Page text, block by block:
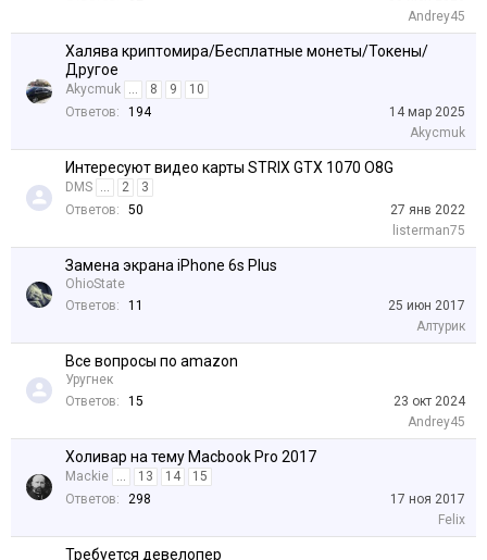
Andrey45
Халява криптомира/Бесплатные монеты/Токены/
Другое
Akycmuk ... 8 9
10
Ответов:
194
14 мар 2025
Akycmuk
Интересуют видео карты STRIX GTX 1070 O8G
DMS ... 2
3
Ответов:
50
27 янв 2022
listerman75
Замена экрана iPhone 6s Plus
OhioState
Ответов:
11
25 июн 2017
Алтурик
Все вопросы по amazon
Уругнек
Ответов:
15
23 окт 2024
Andrey45
Холивар на тему Macbook Pro 2017
Mackie ... 13 14
15
Ответов:
298
17 ноя 2017
Felix
Требуется девелопер